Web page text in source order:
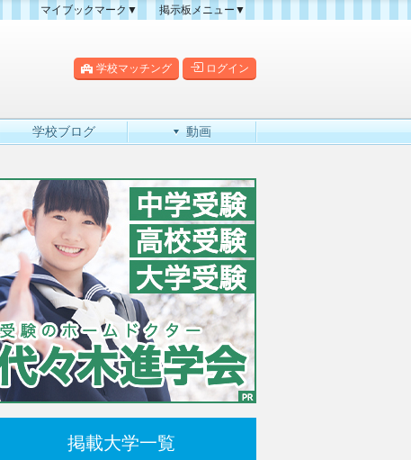
マイブックマーク▼
掲示板メニュー▼
掲示板マップ
新着書き込み一覧
学校マッチング ログイン
学校ブログ 動画
掲載大学一覧